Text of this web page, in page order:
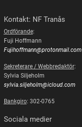
Kontakt: NF Tranås
Ordförande:
Fuji Hoffmann
Fujihoffmann@protonmail.com
Sekreterare / Webbredaktör:
Sylvia Siljeholm
sylvia.siljeholm@icloud.com
Bankgiro: 302-0765
Sociala medier